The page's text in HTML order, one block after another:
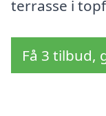
terrasse i
Få 3 tilbud,